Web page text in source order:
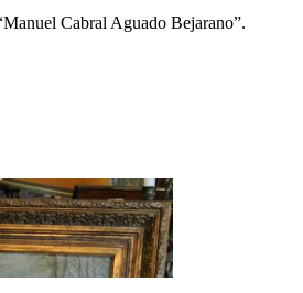
Cabral Aguado Bejarano”.